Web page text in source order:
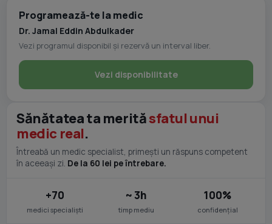
Programează-te la medic
Dr. Jamal Eddin Abdulkader
Vezi programul disponibil și rezervă un interval liber.
Vezi disponibilitate
Sănătatea ta merităsfatul unui
medic real.
Întreabă un medic specialist, primești un răspuns competent
în aceeași zi. De la 60 lei pe întrebare.
+70
medici specialiști
~ 3h
timp mediu
100%
confidențial